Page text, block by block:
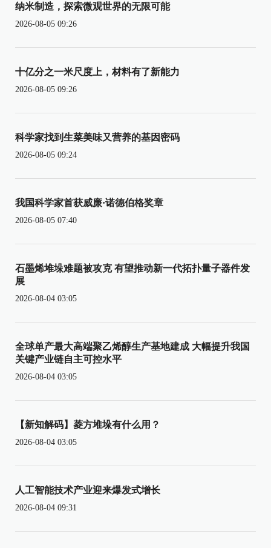
纳米制造，探索微观世界的无限可能
2026-08-05 09:26
十亿分之一米尺度上，材料有了新能力
2026-08-05 09:26
科学家找到生菜美味又营养的基因密码
2026-08-05 09:24
我国科学家首获威廉·诺德伯格奖章
2026-08-05 07:40
石墨烯堆垛难题被攻克 有望推动新一代拓扑量子器件发
展
2026-08-04 03:05
全球单产最大高端聚乙烯醇生产基地建成 大幅提升我国
关键产业链自主可控水平
2026-08-04 03:05
【新知解码】菱方堆垛有什么用？
2026-08-04 03:05
人工智能技术产业迎来爆发式增长
2026-08-04 09:31